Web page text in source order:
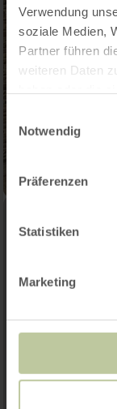
Verwendung
soziale Medien,
Partner führen
weiteren Daten
Notwendig
Präferenzen
Statistiken
Marketing